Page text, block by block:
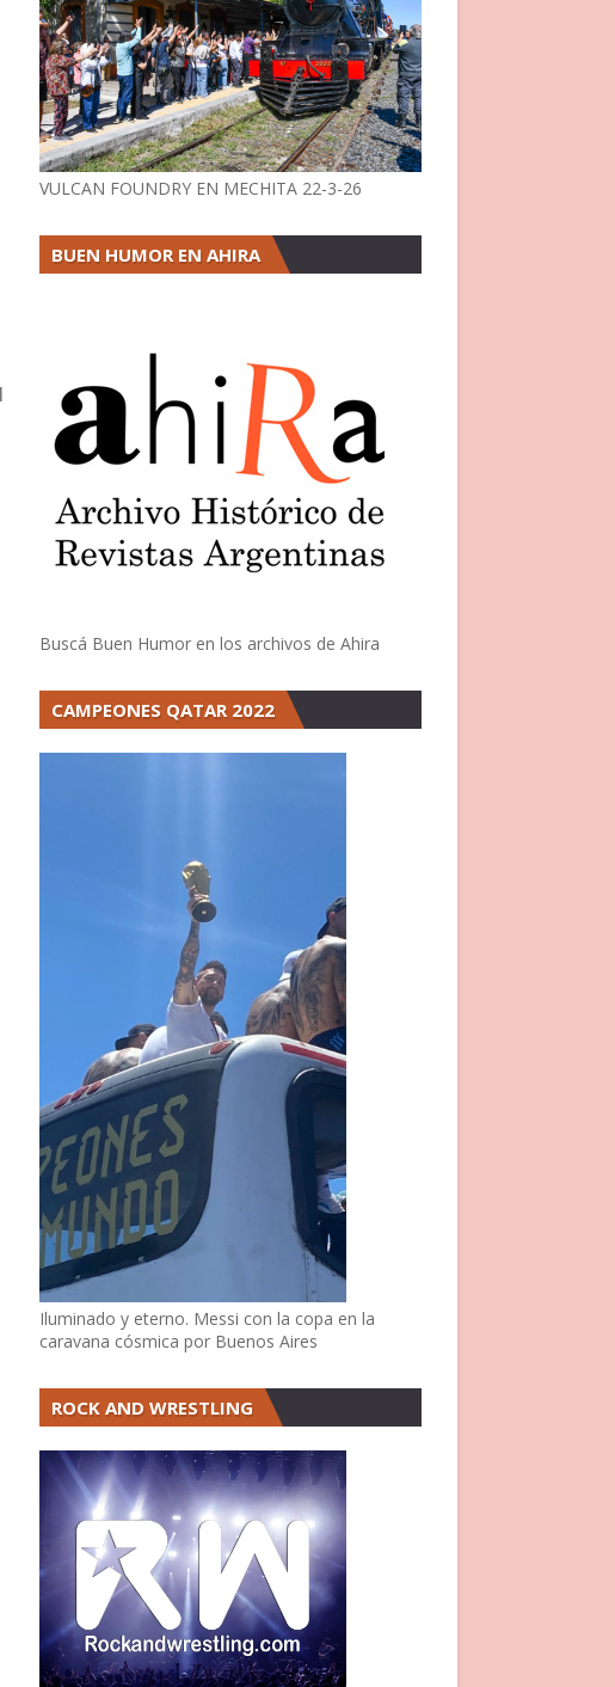
VULCAN FOUNDRY EN MECHITA 22-3-26
BUEN HUMOR EN AHIRA
Buscá Buen Humor en los archivos de Ahira
CAMPEONES QATAR 2022
Iluminado y eterno. Messi con la copa en la
caravana cósmica por Buenos Aires
ROCK AND WRESTLING